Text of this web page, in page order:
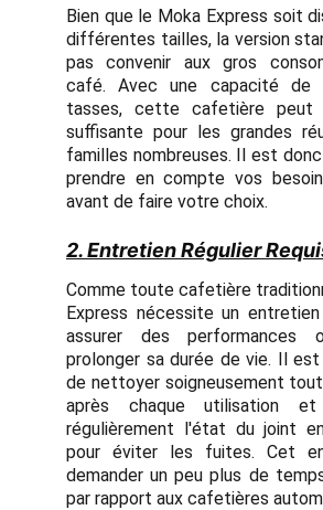
Bien que le Moka Express soit
différentes tailles, la version
pas convenir aux gros
café. Avec une capacité de
tasses, cette cafetière
suffisante pour les grandes
familles nombreuses. Il est
prendre en compte vos
avant de faire votre choix.
2. Entretien Régulier
Comme toute cafetière
Express nécessite un
assurer des performances
prolonger sa durée de vie. Il
de nettoyer soigneusement
après chaque utilisation
régulièrement l'état du joint
pour éviter les fuites. Cet
demander un peu plus de
par rapport aux cafetières